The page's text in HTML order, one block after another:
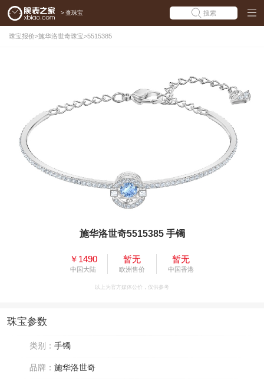
> 查珠宝 搜索
珠宝报价>施华洛世奇珠宝>5515385
施华洛世奇5515385 手镯
￥1490
中国大陆
暂无
欧洲售价
暂无
中国香港
以上为官方媒体公价，仅供参考
珠宝参数
类别： 手镯
品牌： 施华洛世奇